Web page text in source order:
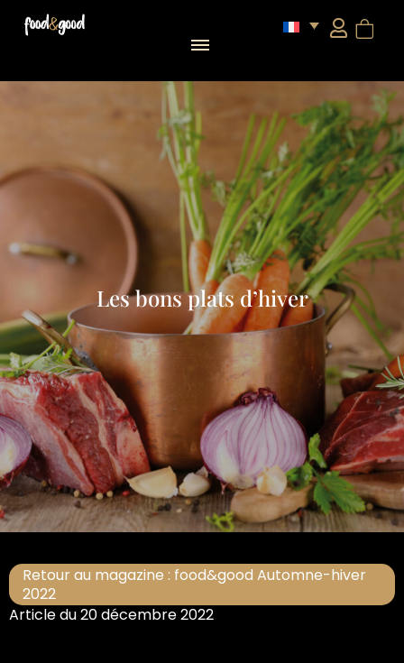
Les bons plats d’hiver
Retour au magazine : food&good Automne-hiver
2022
Article du 20 décembre 2022